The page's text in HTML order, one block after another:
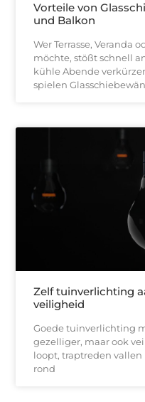
Vorteile von
und Balkon
Wer Terrasse, Veranda
möchte, stößt schnell
kühle Abende
spielen
Zelf tuinverlichting
veiligheid
Goede tuinverlichting
gezelliger, maar ook
loopt, traptreden
rond